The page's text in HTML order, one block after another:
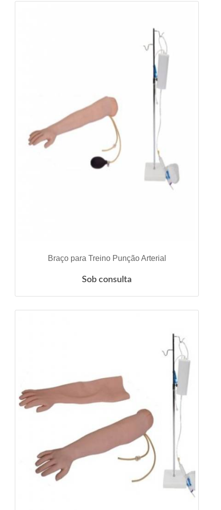
VER DETALHES
Braço para Treino Punção Arterial
Sob consulta